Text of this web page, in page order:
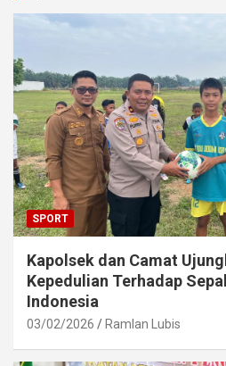
SPORT
Kapolsek dan Camat
Kepedulian Terhadap
Indonesia
03/02/2026 Ramlan Lubis